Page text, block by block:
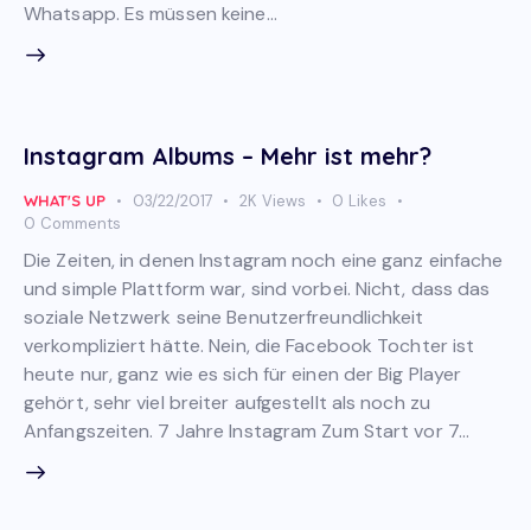
Whatsapp. Es müssen keine…
Instagram Albums – Mehr ist mehr?
WHAT'S UP 03/22/2017 2K Views 0 Likes
0 Comments
Die Zeiten, in denen Instagram noch eine ganz einfache
und simple Plattform war, sind vorbei. Nicht, dass das
soziale Netzwerk seine Benutzerfreundlichkeit
verkompliziert hätte. Nein, die Facebook Tochter ist
heute nur, ganz wie es sich für einen der Big Player
gehört, sehr viel breiter aufgestellt als noch zu
Anfangszeiten. 7 Jahre Instagram Zum Start vor 7…